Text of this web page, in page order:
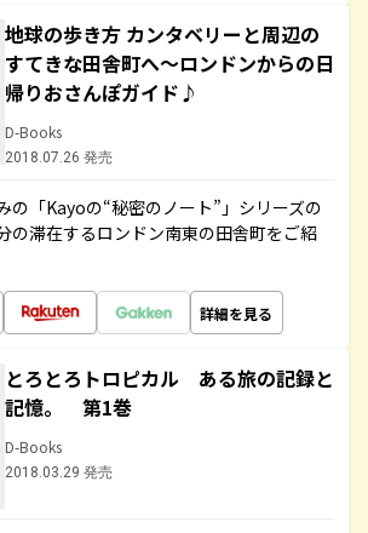
地球の歩き方 カンタベリーと周辺の
すてきな田舎町へ～ロンドンからの日
帰りおさんぽガイド♪
D-Books
2018.07.26 発売
の「Kayoの“秘密のノート”」シリーズの
の滞在するロンドン南東の田舎町をご紹
詳細を見る
とろとろトロピカル ある旅の記録と
記憶。 第1巻
D-Books
2018.03.29 発売